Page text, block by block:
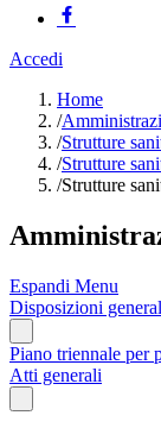
Accedi
Home
/
/Strutture
/Strutture
/Strutture
Espandi Menu
Disposizioni
Piano triennale per
Atti generali